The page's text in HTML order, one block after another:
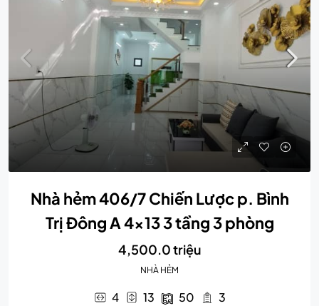
Nhà hẻm 406/7 Chiến Lược p. Bình
Trị Đông A 4×13 3 tầng 3 phòng
4,500.0 triệu
NHÀ HẺM
4 13 50 3